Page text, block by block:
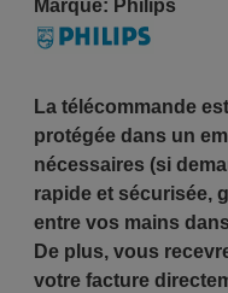
Marque: Philips
La télécommande
protégée dans un
nécessaires (si
rapide et sécurisée,
entre vos mains
De plus, vous
votre facture